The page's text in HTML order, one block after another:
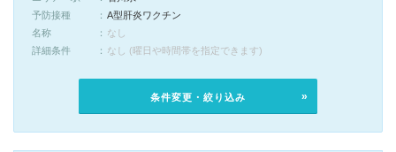
予防接種
A型肝炎ワクチン
名称
なし
詳細条件
なし (曜日や時間帯を指定できます)
条件変更・絞り込み